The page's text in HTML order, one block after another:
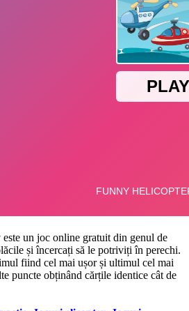
un joc online gratuit din genul de
și încercați să le potriviți în perechi.
fiind cel mai ușor și ultimul cel mai
puncte obținând cărțile identice cât de